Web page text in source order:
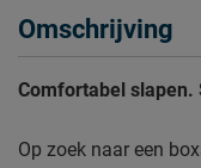
Omschrijving
Comfortabel slapen.
Op zoek naar een